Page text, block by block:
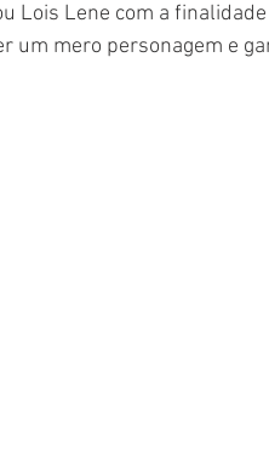
Lois Lene com a
um mero personagem e